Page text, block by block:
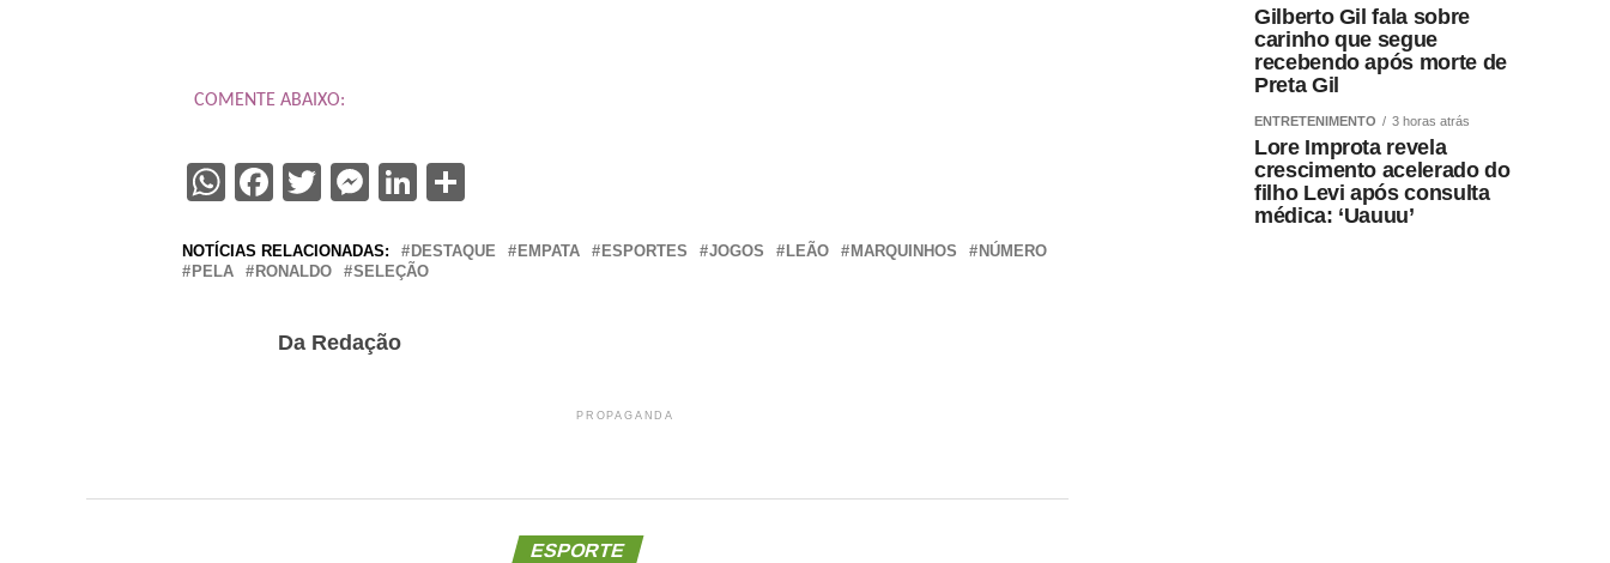
COMENTE ABAIXO:
WhatsApp
Facebook
TwitterMessenger
LinkedIn
NOTÍCIAS RELACIONADAS: DESTAQUE EMPATA ESPORTES JOGOS LEÃO MARQUINHOS
NÚMERO
PELA
RONALDO SELEÇÃO
Da Redação
PROPAGANDA
ESPORTE
Gilberto Gil fala sobre
carinho que segue
recebendo após morte de
Preta Gil
ENTRETENIMENTO 3 horas atrás
Lore Improta revela
crescimento acelerado do
filho Levi após consulta
médica: ‘Uauuu’